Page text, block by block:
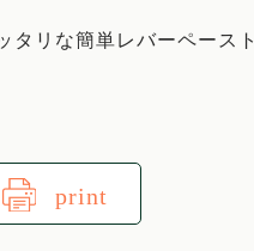
タリな簡単レバーペースト
print